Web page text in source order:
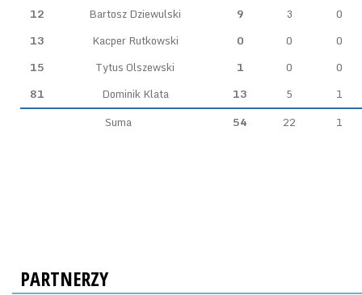
12
Bartosz Dziewulski 9 3
0
13
Kacper Rutkowski 0 0
0
15
Tytus Olszewski 1 0
0
81
Dominik Klata 13 5
1
Suma
54 22 1
PARTNERZY